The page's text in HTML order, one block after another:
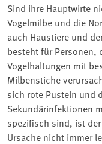
Sind ihre Hauptwirte
Vogelmilbe und die
auch Haustiere und
besteht für Personen,
Vogelhaltungen mit
Milbenstiche
sich rote Pusteln und
Sekundärinfektionen
spezifisch sind, ist
Ursache nicht immer